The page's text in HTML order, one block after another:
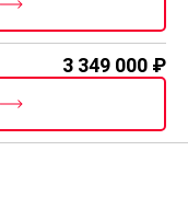
3 349 000